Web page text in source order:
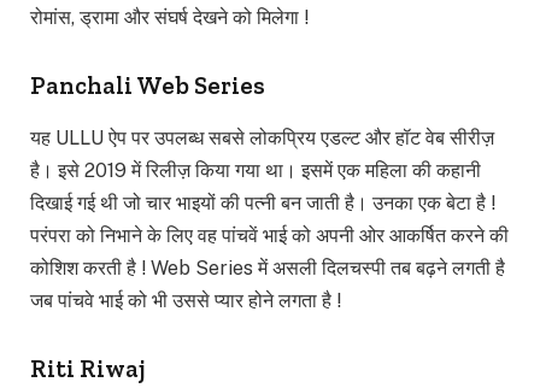
रोमांस, ड्रामा और संघर्ष देखने को मिलेगा !
Panchali Web Series
यह ULLU ऐप पर उपलब्ध सबसे लोकप्रिय एडल्ट और हॉट वेब सीरीज़
है। इसे 2019 में रिलीज़ किया गया था। इसमें एक महिला की कहानी
दिखाई गई थी जो चार भाइयों की पत्नी बन जाती है। उनका एक बेटा है !
परंपरा को निभाने के लिए वह पांचवें भाई को अपनी ओर आकर्षित करने की
कोशिश करती है ! Web Series में असली दिलचस्पी तब बढ़ने लगती है
जब पांचवे भाई को भी उससे प्यार होने लगता है !
Riti Riwaj